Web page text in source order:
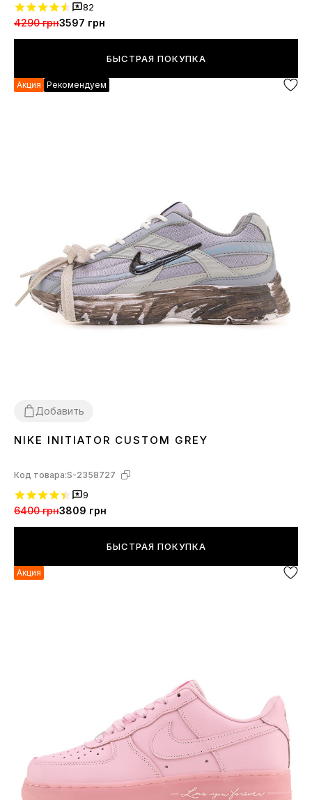
82
4290 грн3597 грн
БЫСТРАЯ ПОКУПКА
Акция Рекомендуем
Добавить
3637 38 39 4041 424445
NIKE INITIATOR CUSTOM GREY
Код товара:S-2358727
9
6400 грн3809 грн
БЫСТРАЯ ПОКУПКА
Акция